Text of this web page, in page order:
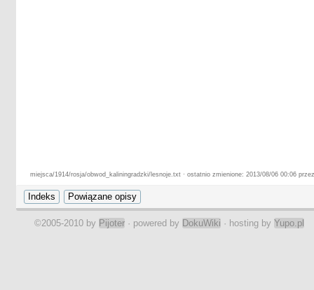
miejsca/1914/rosja/obwod_kaliningradzki/lesnoje.txt · ostatnio zmienione: 2013/08/06 00:06
©2005-2010 by Pijoter · powered by DokuWiki · hosting by Yupo.pl